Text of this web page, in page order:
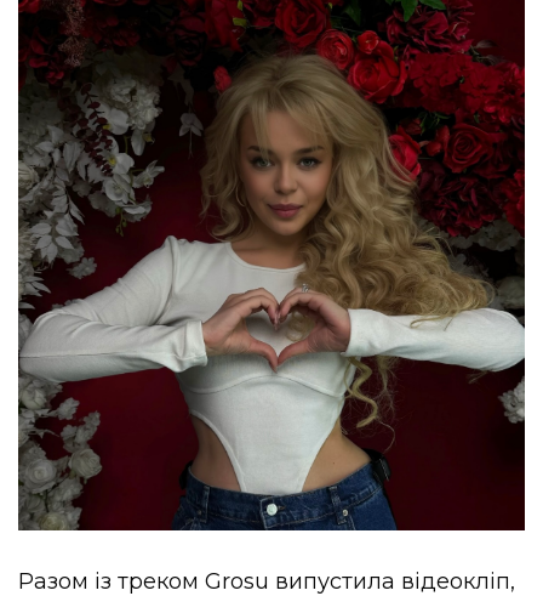
Разом із треком Grosu випустила відеокліп,